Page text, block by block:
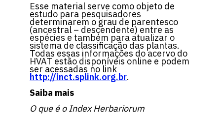
Esse material serve como objeto de
estudo para pesquisadores
determinarem o grau de parentesco
(ancestral – descendente) entre as
espécies e também para atualizar o
sistema de classificação das plantas.
Todas essas informações do acervo do
HVAT estão disponíveis online e podem
ser acessadas no link
http://inct.splink.org.br.
Saiba mais
O que é o Index Herbariorum